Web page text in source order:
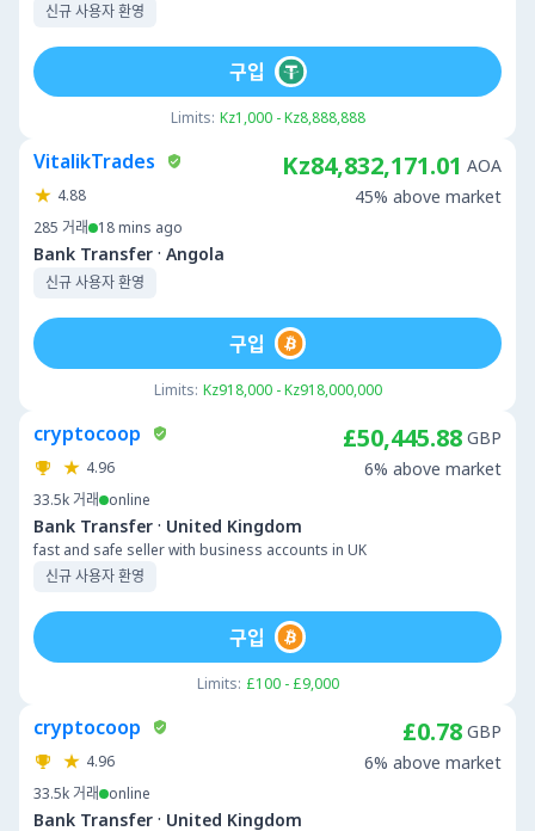
신규 사용자 환영
Limits: Kz1,000 - Kz8,888,888
구입
VitalikTrades
4.88
285 거래 18 mins ago
Bank Transfer · Angola
신규 사용자 환영
Kz84,832,171.01 AOA
45% above market
Limits: Kz918,000 - Kz918,000,000
구입
cryptocoop
4.96
33.5k 거래 online
Bank Transfer · United Kingdom
fast and safe seller with business accounts in UK
신규 사용자 환영
£50,445.88 GBP
6% above market
Limits: £100 - £9,000
구입
cryptocoop
4.96
33.5k 거래 online
Bank Transfer · United Kingdom
£0.78 GBP
6% above market